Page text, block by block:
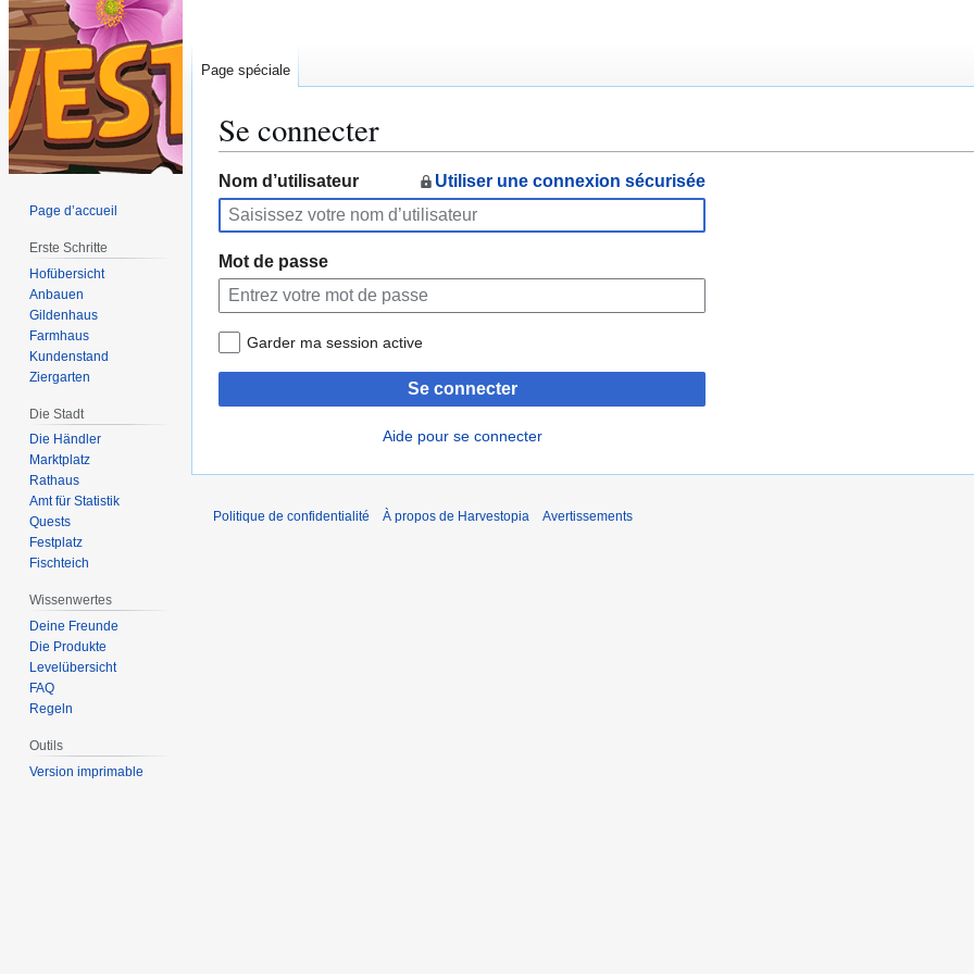
Se connecter
Aller
à
la
navigation
Aller
à
la
recherche
Nom d’utilisateur Utiliser une connexion sécurisée
Mot de passe
Garder ma session active
Se connecter
Aide pour se connecter
Page spéciale
Page d’accueil
Erste Schritte
Hofübersicht
Anbauen
Gildenhaus
Farmhaus
Kundenstand
Ziergarten
Die Stadt
Die Händler
Marktplatz
Rathaus
Amt für Statistik
Quests
Festplatz
Fischteich
Wissenwertes
Deine Freunde
Die Produkte
Levelübersicht
FAQ
Regeln
Outils
Version imprimable
Politique de confidentialité À propos de Harvestopia Avertissements